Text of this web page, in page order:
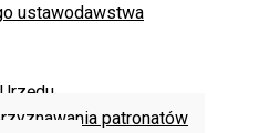
ustawodawstwa
patronatów